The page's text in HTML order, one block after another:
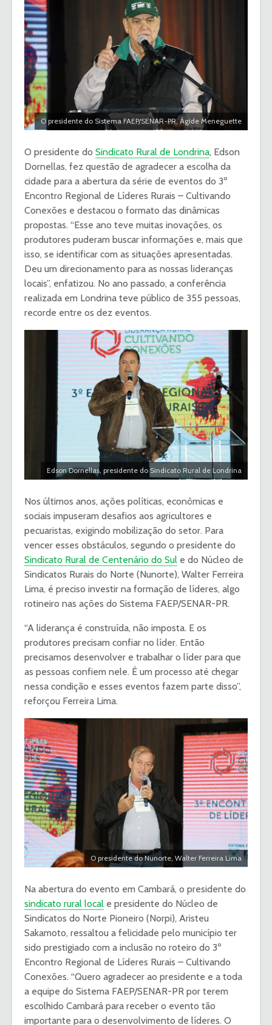
O presidente do Sistema FAEP/SENAR-PR, Ágide Meneguette
O presidente do Sindicato Rural de Londrina, Edson
Dornellas, fez questão de agradecer a escolha da
cidade para a abertura da série de eventos do 3º
Encontro Regional de Líderes Rurais – Cultivando
Conexões e destacou o formato das dinâmicas
propostas. “Esse ano teve muitas inovações, os
produtores puderam buscar informações e, mais que
isso, se identificar com as situações apresentadas.
Deu um direcionamento para as nossas lideranças
locais”, enfatizou. No ano passado, a conferência
realizada em Londrina teve público de 355 pessoas,
recorde entre os dez eventos.
Edson Dornellas, presidente do Sindicato Rural de Londrina
Nos últimos anos, ações políticas, econômicas e
sociais impuseram desafios aos agricultores e
pecuaristas, exigindo mobilização do setor. Para
vencer esses obstáculos, segundo o presidente do
Sindicato Rural de Centenário do Sul e do Núcleo de
Sindicatos Rurais do Norte (Nunorte), Walter Ferreira
Lima, é preciso investir na formação de líderes, algo
rotineiro nas ações do Sistema FAEP/SENAR-PR.
“A liderança é construída, não imposta. E os
produtores precisam confiar no líder. Então
precisamos desenvolver e trabalhar o líder para que
as pessoas confiem nele. É um processo até chegar
nessa condição e esses eventos fazem parte disso”,
reforçou Ferreira Lima.
O presidente do Nunorte, Walter Ferreira Lima
Na abertura do evento em Cambará, o presidente do
sindicato rural local e presidente do Núcleo de
Sindicatos do Norte Pioneiro (Norpi), Aristeu
Sakamoto, ressaltou a felicidade pelo município ter
sido prestigiado com a inclusão no roteiro do 3º
Encontro Regional de Líderes Rurais – Cultivando
Conexões. “Quero agradecer ao presidente e a toda
a equipe do Sistema FAEP/SENAR-PR por terem
escolhido Cambará para receber o evento tão
importante para o desenvolvimento de líderes. O